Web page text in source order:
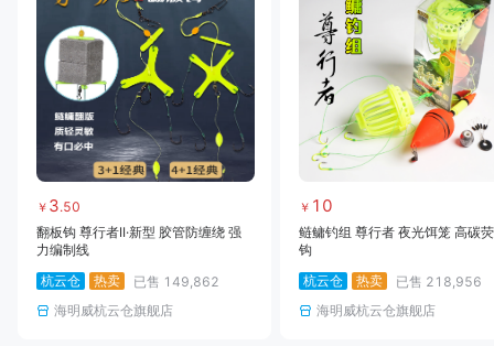
马口竿 路亚竿 雷强竿
路亚装备 海钓竿 海钓轮 海钓线
￥ 3.50
翻板钩 尊行者II·新型 胶管防缠绕 强
力编制线
杭云仓
热卖 已售 149,862
海明威杭云仓旗舰店
￥ 10
鲢鳙钓组 尊行者 夜光饵笼 高碳
钩
杭云仓
热卖 已售 218,956
海明威杭云仓旗舰店